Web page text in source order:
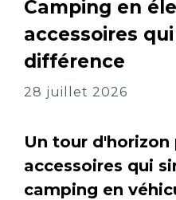
Camping en
accessoires
différence
28 juillet 2026
Un tour d'horizon
accessoires qui
camping en